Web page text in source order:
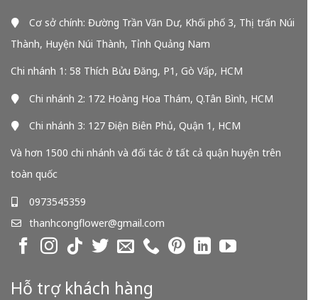
Cơ sở chính: Đường Trần Văn Dư, Khối phố 3, Thị trấn Núi
Thành, Huyện Núi Thành, Tỉnh Quảng Nam
Chi nhánh 1: 58 Thích Bửu Đăng, P1, Gò Vấp, HCM
Chi nhánh 2: 172 Hoàng Hoa Thám, Q.Tân Bình, HCM
Chi nhánh 3: 127 Điện Biên Phủ, Quận 1, HCM
Và hơn 1500 chi nhánh và đối tác ở tất cả quận huyện trên
toàn quốc
0973545359
thanhcongflower@gmail.com
Hỗ trợ khách hàng